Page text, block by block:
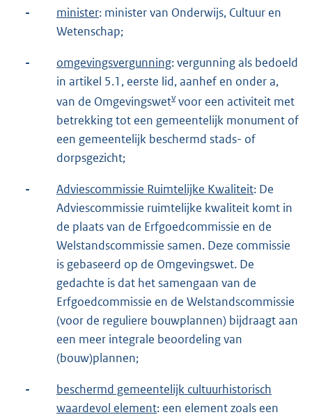
- minister: minister van Onderwijs, Cultuur en
Wetenschap;
- omgevingsvergunning: vergunning als bedoeld
in artikel 5.1, eerste lid, aanhef en onder a,
van de Omgevingswetvvoor een activiteit met
betrekking tot een gemeentelijk monument of
een gemeentelijk beschermd stads- of
dorpsgezicht;
- Adviescommissie Ruimtelijke Kwaliteit: De
Adviescommissie ruimtelijke kwaliteit komt in
de plaats van de Erfgoedcommissie en de
Welstandscommissie samen. Deze commissie
is gebaseerd op de Omgevingswet. De
gedachte is dat het samengaan van de
Erfgoedcommissie en de Welstandscommissie
(voor de reguliere bouwplannen) bijdraagt aan
een meer integrale beoordeling van
(bouw)plannen;
-
beschermd gemeentelijk cultuurhistorisch
waardevol element: een element zoals een